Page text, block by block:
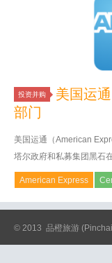
投资并购
美国运
部门
美国运通（American
塔尔政府和私募集团黑石
American Express
© 2013 品橙旅游